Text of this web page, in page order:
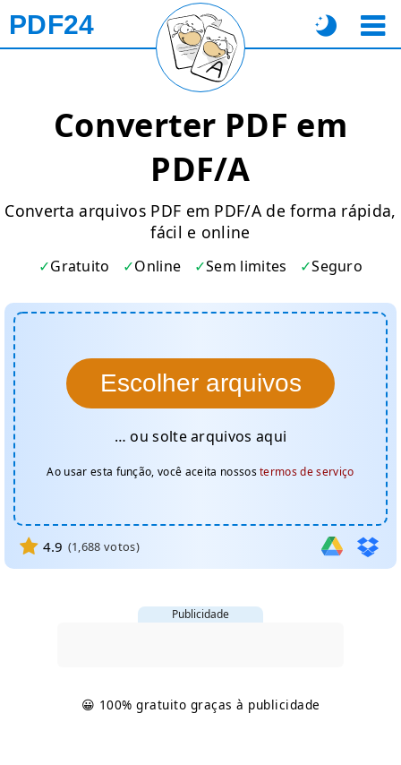
PDF24
Converter PDF em
PDF/A
Converta arquivos PDF em PDF/A de forma rápida,
fácil e online
Gratuito Online Sem limites Seguro
Escolher arquivos
… ou solte arquivos aqui
Ao usar esta função, você aceita nossostermos de serviço
4.9 (1,688 votos)
Publicidade
😀 100% gratuito graças à publicidade